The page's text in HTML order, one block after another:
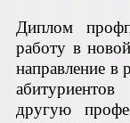
Диплом
работу в
направление в
другую